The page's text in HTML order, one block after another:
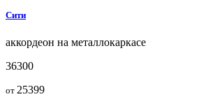
Сити
аккордеон на металлокаркасе
36300
от 25399